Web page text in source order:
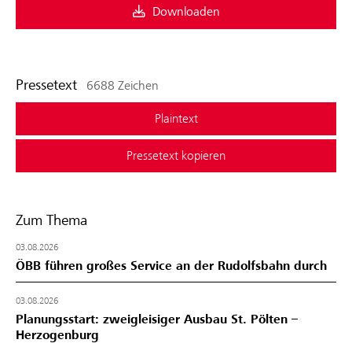
Downloaden
Pressetext 6688 Zeichen
Plaintext
Pressetext kopieren
Zum Thema
03.08.2026
ÖBB führen großes Service an der Rudolfsbahn durch
03.08.2026
Planungsstart: zweigleisiger Ausbau St. Pölten –
Herzogenburg